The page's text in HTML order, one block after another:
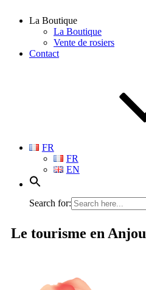
La Boutique
La Boutique
Vente de rosiers
Contact
FR
FR
EN
Search for:
Le tourisme en Anjou